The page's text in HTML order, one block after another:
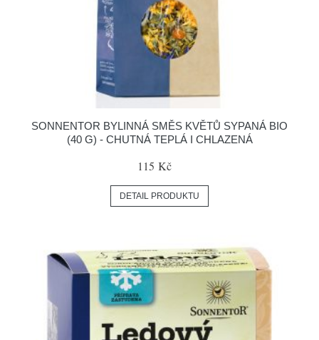
SONNENTOR BYLINNÁ SMĚS KVĚTŮ SYPANÁ BIO
(40 G) - CHUTNÁ TEPLÁ I CHLAZENÁ
115 Kč
DETAIL PRODUKTU